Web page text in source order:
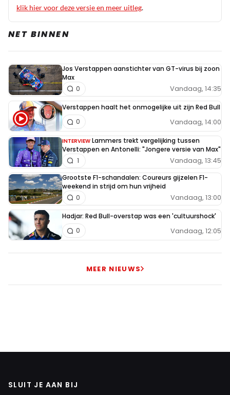
klik hier voor deze versie en meer uitleg.
NET BINNEN
Jos Verstappen aanstichter van GT-virus bij zoon
Max
Vandaag, 14:35
0
Verstappen haalt het onmogelijke uit zijn Red Bull
Vandaag, 14:00
0
INTERVIEW Lammers trekt vergelijking tussen
Verstappen en Antonelli: "Jongere versie van Max"
Vandaag, 13:45
1
Grootste F1-schandalen: Coureurs gijzelen F1-
weekend in strijd om hun vrijheid
Vandaag, 13:00
0
Hadjar: Red Bull-overstap was een 'cultuurshock'
Vandaag, 12:05
0
MEER NIEUWS
SLUIT JE AAN BIJ